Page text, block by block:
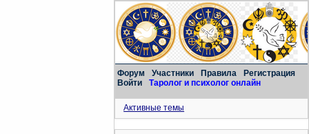
Форум Участники Правила
Регистрация
Войти
Таролог и психолог онлайн
Активные темы